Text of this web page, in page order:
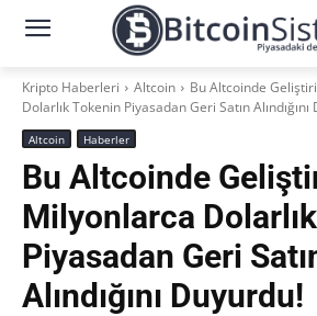
Kripto Haberleri Altcoin
Bu Altcoinde
Dolarlık Tokenin Piyasadan Geri Satın
Altcoin Haberler
Bu Altcoinde
Milyonlarca
Piyasadan Geri
Alındığını Duyurdu!